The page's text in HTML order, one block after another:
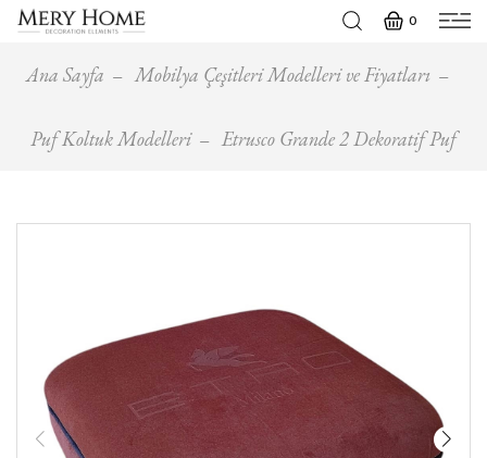
0
Ana Sayfa Mobilya Çeşitleri Modelleri ve Fiyatları
Puf Koltuk Modelleri Etrusco Grande 2 Dekoratif Puf